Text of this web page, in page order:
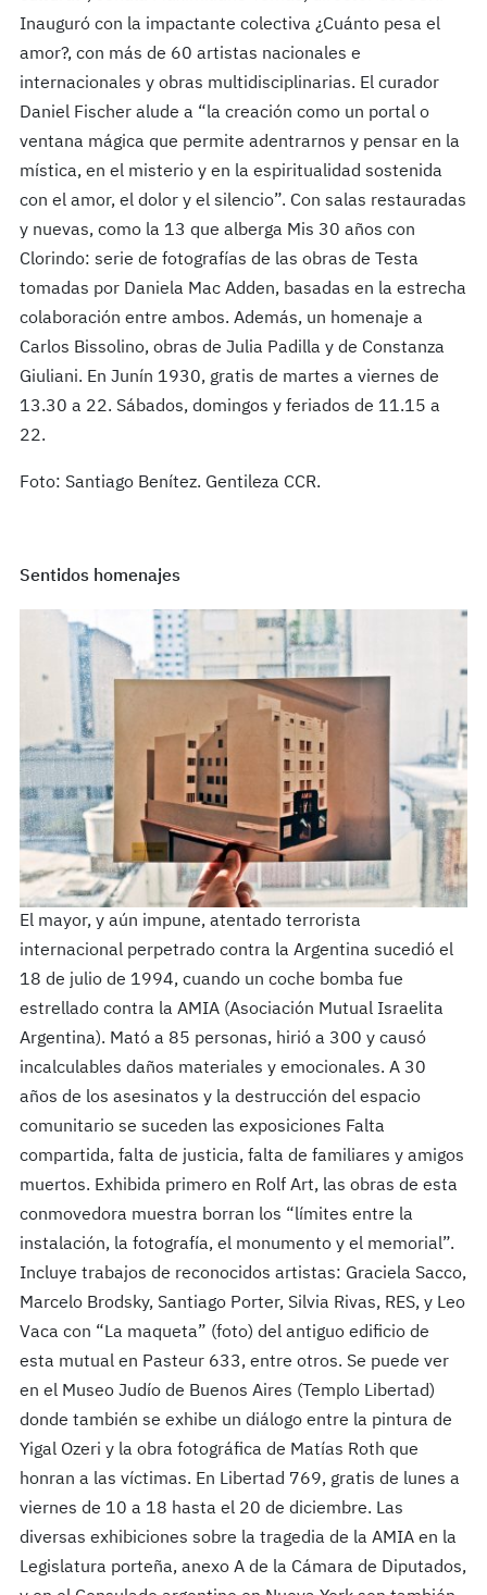
Inauguró con la impactante colectiva ¿Cuánto pesa el
amor?, con más de 60 artistas nacionales e
internacionales y obras multidisciplinarias. El curador
Daniel Fischer alude a “la creación como un portal o
ventana mágica que permite adentrarnos y pensar en la
mística, en el misterio y en la espiritualidad sostenida
con el amor, el dolor y el silencio”. Con salas restauradas
y nuevas, como la 13 que alberga Mis 30 años con
Clorindo: serie de fotografías de las obras de Testa
tomadas por Daniela Mac Adden, basadas en la estrecha
colaboración entre ambos. Además, un homenaje a
Carlos Bissolino, obras de Julia Padilla y de Constanza
Giuliani. En Junín 1930, gratis de martes a viernes de
13.30 a 22. Sábados, domingos y feriados de 11.15 a
22.
Foto: Santiago Benítez. Gentileza CCR.
Sentidos homenajes
El mayor, y aún impune, atentado terrorista
internacional perpetrado contra la Argentina sucedió el
18 de julio de 1994, cuando un coche bomba fue
estrellado contra la AMIA (Asociación Mutual Israelita
Argentina). Mató a 85 personas, hirió a 300 y causó
incalculables daños materiales y emocionales. A 30
años de los asesinatos y la destrucción del espacio
comunitario se suceden las exposiciones Falta
compartida, falta de justicia, falta de familiares y amigos
muertos. Exhibida primero en Rolf Art, las obras de esta
conmovedora muestra borran los “límites entre la
instalación, la fotografía, el monumento y el memorial”.
Incluye trabajos de reconocidos artistas: Graciela Sacco,
Marcelo Brodsky, Santiago Porter, Silvia Rivas, RES, y Leo
Vaca con “La maqueta” (foto) del antiguo edificio de
esta mutual en Pasteur 633, entre otros. Se puede ver
en el Museo Judío de Buenos Aires (Templo Libertad)
donde también se exhibe un diálogo entre la pintura de
Yigal Ozeri y la obra fotográfica de Matías Roth que
honran a las víctimas. En Libertad 769, gratis de lunes a
viernes de 10 a 18 hasta el 20 de diciembre. Las
diversas exhibiciones sobre la tragedia de la AMIA en la
Legislatura porteña, anexo A de la Cámara de Diputados,